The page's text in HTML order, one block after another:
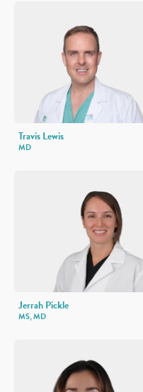
Travis Lewis
MD
Jerrah Pickle
MS, MD